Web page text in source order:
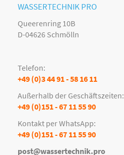
WASSERTECHNIK PRO
Queerenring 10B
D-04626 Schmölln
Telefon:
+49 (0)3 44 91 - 58 16 11
Außerhalb der Geschäftszeiten:
+49 (0)151 - 67 11 55 90
Kontakt per WhatsApp:
+49 (0)151 - 67 11 55 90
post@wassertechnik.pro